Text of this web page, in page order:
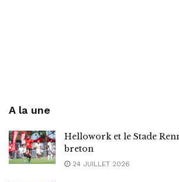
A la une
Hellowork et le Stade
breton
24 JUILLET 2026